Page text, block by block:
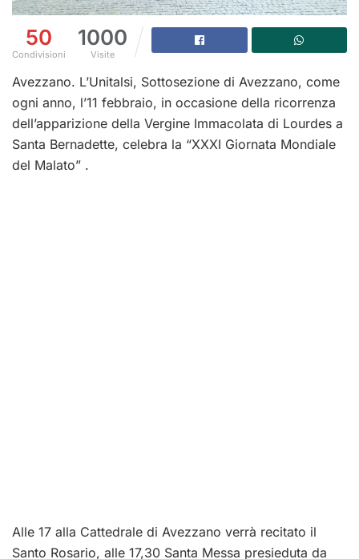
50
Condivisioni
1000
Visite
Avezzano. L’Unitalsi, Sottosezione di Avezzano, come
ogni anno, l’11 febbraio, in occasione della ricorrenza
dell’apparizione della Vergine Immacolata di Lourdes a
Santa Bernadette, celebra la “XXXI Giornata Mondiale
del Malato” .
Alle 17 alla Cattedrale di Avezzano verrà recitato il
Santo Rosario, alle 17,30 Santa Messa presieduta da